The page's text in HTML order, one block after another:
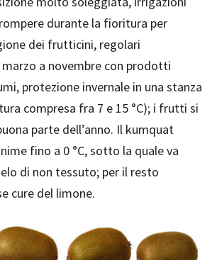
durante la fioritura per
dei frutticini, regolari
a novembre con prodotti
protezione invernale in una stanza
compresa fra 7 e 15 °C); i frutti si
parte dell’anno. Il kumquat
fino a 0 °C, sotto la quale va
di non tessuto; per il resto
cure del limone.